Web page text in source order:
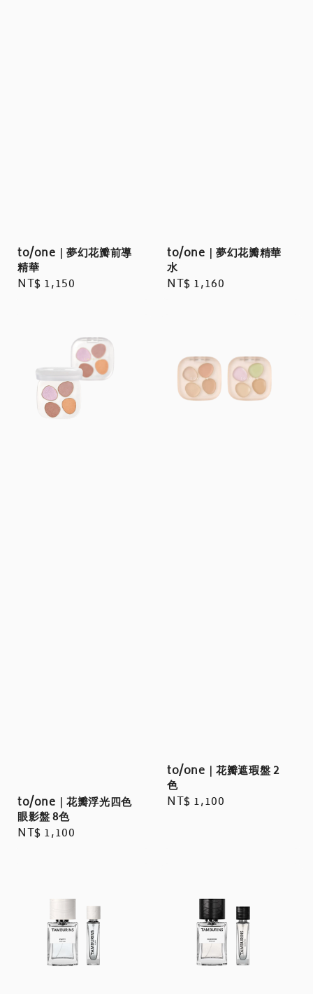
to/one｜夢幻花瓣前導
精華
Regular
NT$ 1,150
to/one｜夢幻花瓣精華
水
Regular
NT$ 1,160
to/one｜花瓣浮光四色
眼影盤 8色
Regular
NT$ 1,100
to/one｜花瓣遮瑕盤 2
色
Regular
NT$ 1,100